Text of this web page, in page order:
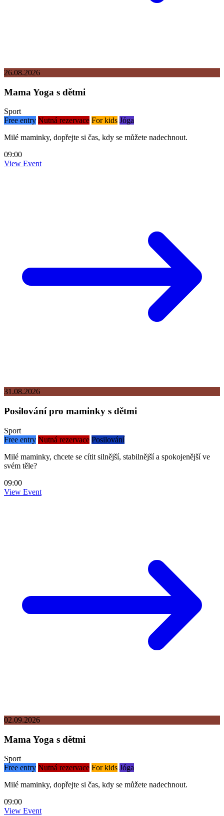
26.08.2026
Mama Yoga s dětmi
Sport
Free entry Nutná rezervace For kids Jóga
Milé maminky, dopřejte si čas, kdy se můžete nadechnout.
09:00
View Event
31.08.2026
Posilování pro maminky s dětmi
Sport
Free entry Nutná rezervace Posilování
Milé maminky, chcete se cítit silnější, stabilnější a spokojenější ve
svém těle?
09:00
View Event
02.09.2026
Mama Yoga s dětmi
Sport
Free entry Nutná rezervace For kids Jóga
Milé maminky, dopřejte si čas, kdy se můžete nadechnout.
09:00
View Event